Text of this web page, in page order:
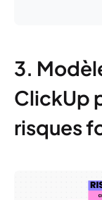
3.
ClickUp
risques